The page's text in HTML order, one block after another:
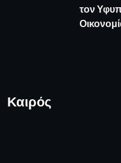
τον
Καιρός